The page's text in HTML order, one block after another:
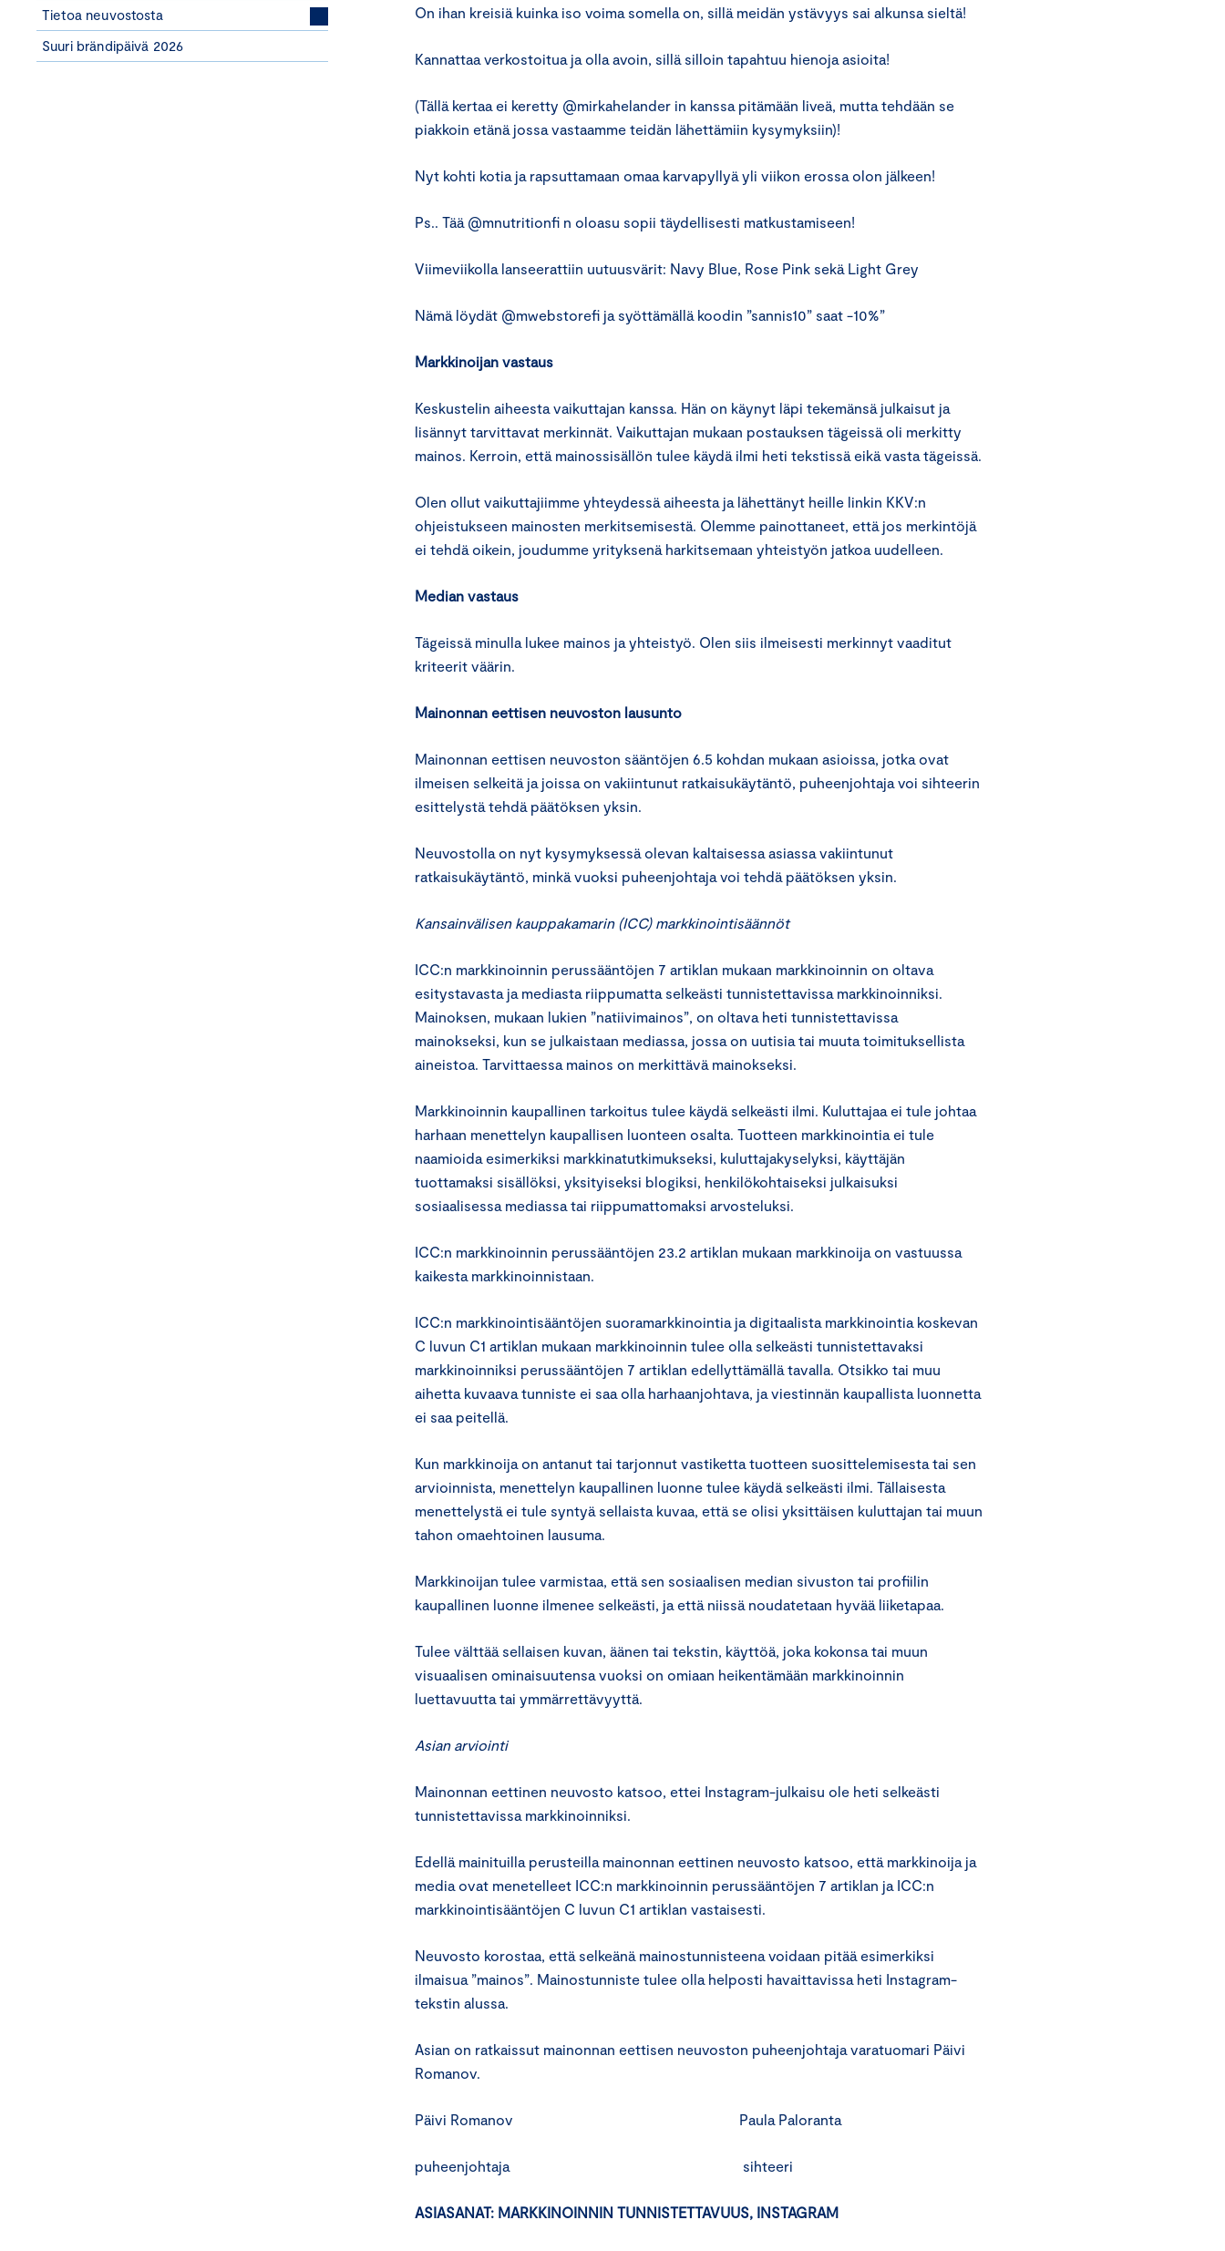
Tietoa neuvostosta
Suuri brändipäivä 2026
On ihan kreisiä kuinka iso voima somella on, sillä meidän ystävyys sai alkunsa sieltä!
Kannattaa verkostoitua ja olla avoin, sillä silloin tapahtuu hienoja asioita!
(Tällä kertaa ei keretty @mirkahelander in kanssa pitämään liveä, mutta tehdään se
piakkoin etänä jossa vastaamme teidän lähettämiin kysymyksiin)!
Nyt kohti kotia ja rapsuttamaan omaa karvapyllyä yli viikon erossa olon jälkeen!
Ps.. Tää @mnutritionfi n oloasu sopii täydellisesti matkustamiseen!
Viimeviikolla lanseerattiin uutuusvärit: Navy Blue, Rose Pink sekä Light Grey
Nämä löydät @mwebstorefi ja syöttämällä koodin ”sannis10” saat -10%”
Markkinoijan vastaus
Keskustelin aiheesta vaikuttajan kanssa. Hän on käynyt läpi tekemänsä julkaisut ja
lisännyt tarvittavat merkinnät. Vaikuttajan mukaan postauksen tägeissä oli merkitty
mainos. Kerroin, että mainossisällön tulee käydä ilmi heti tekstissä eikä vasta tägeissä.
Olen ollut vaikuttajiimme yhteydessä aiheesta ja lähettänyt heille linkin KKV:n
ohjeistukseen mainosten merkitsemisestä. Olemme painottaneet, että jos merkintöjä
ei tehdä oikein, joudumme yrityksenä harkitsemaan yhteistyön jatkoa uudelleen.
Median vastaus
Tägeissä minulla lukee mainos ja yhteistyö. Olen siis ilmeisesti merkinnyt vaaditut
kriteerit väärin.
Mainonnan eettisen neuvoston lausunto
Mainonnan eettisen neuvoston sääntöjen 6.5 kohdan mukaan asioissa, jotka ovat
ilmeisen selkeitä ja joissa on vakiintunut ratkaisukäytäntö, puheenjohtaja voi sihteerin
esittelystä tehdä päätöksen yksin.
Neuvostolla on nyt kysymyksessä olevan kaltaisessa asiassa vakiintunut
ratkaisukäytäntö, minkä vuoksi puheenjohtaja voi tehdä päätöksen yksin.
Kansainvälisen kauppakamarin (ICC) markkinointisäännöt
ICC:n markkinoinnin perussääntöjen 7 artiklan mukaan markkinoinnin on oltava
esitystavasta ja mediasta riippumatta selkeästi tunnistettavissa markkinoinniksi.
Mainoksen, mukaan lukien ”natiivimainos”, on oltava heti tunnistettavissa
mainokseksi, kun se julkaistaan mediassa, jossa on uutisia tai muuta toimituksellista
aineistoa. Tarvittaessa mainos on merkittävä mainokseksi.
Markkinoinnin kaupallinen tarkoitus tulee käydä selkeästi ilmi. Kuluttajaa ei tule johtaa
harhaan menettelyn kaupallisen luonteen osalta. Tuotteen markkinointia ei tule
naamioida esimerkiksi markkinatutkimukseksi, kuluttajakyselyksi, käyttäjän
tuottamaksi sisällöksi, yksityiseksi blogiksi, henkilökohtaiseksi julkaisuksi
sosiaalisessa mediassa tai riippumattomaksi arvosteluksi.
ICC:n markkinoinnin perussääntöjen 23.2 artiklan mukaan markkinoija on vastuussa
kaikesta markkinoinnistaan.
ICC:n markkinointisääntöjen suoramarkkinointia ja digitaalista markkinointia koskevan
C luvun C1 artiklan mukaan markkinoinnin tulee olla selkeästi tunnistettavaksi
markkinoinniksi perussääntöjen 7 artiklan edellyttämällä tavalla. Otsikko tai muu
aihetta kuvaava tunniste ei saa olla harhaanjohtava, ja viestinnän kaupallista luonnetta
ei saa peitellä.
Kun markkinoija on antanut tai tarjonnut vastiketta tuotteen suosittelemisesta tai sen
arvioinnista, menettelyn kaupallinen luonne tulee käydä selkeästi ilmi. Tällaisesta
menettelystä ei tule syntyä sellaista kuvaa, että se olisi yksittäisen kuluttajan tai muun
tahon omaehtoinen lausuma.
Markkinoijan tulee varmistaa, että sen sosiaalisen median sivuston tai profiilin
kaupallinen luonne ilmenee selkeästi, ja että niissä noudatetaan hyvää liiketapaa.
Tulee välttää sellaisen kuvan, äänen tai tekstin, käyttöä, joka kokonsa tai muun
visuaalisen ominaisuutensa vuoksi on omiaan heikentämään markkinoinnin
luettavuutta tai ymmärrettävyyttä.
Asian arviointi
Mainonnan eettinen neuvosto katsoo, ettei Instagram-julkaisu ole heti selkeästi
tunnistettavissa markkinoinniksi.
Edellä mainituilla perusteilla mainonnan eettinen neuvosto katsoo, että markkinoija ja
media ovat menetelleet ICC:n markkinoinnin perussääntöjen 7 artiklan ja ICC:n
markkinointisääntöjen C luvun C1 artiklan vastaisesti.
Neuvosto korostaa, että selkeänä mainostunnisteena voidaan pitää esimerkiksi
ilmaisua ”mainos”. Mainostunniste tulee olla helposti havaittavissa heti Instagram-
tekstin alussa.
Asian on ratkaissut mainonnan eettisen neuvoston puheenjohtaja varatuomari Päivi
Romanov.
Päivi Romanov Paula Paloranta
puheenjohtaja sihteeri
ASIASANAT: MARKKINOINNIN TUNNISTETTAVUUS, INSTAGRAM